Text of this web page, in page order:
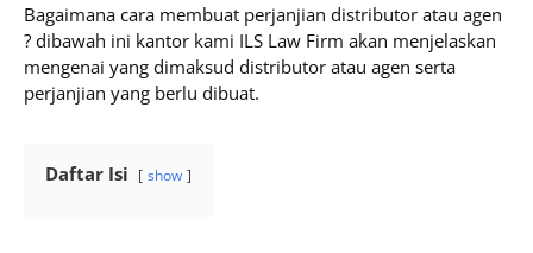
Bagaimana cara membuat perjanjian distributor atau agen
? dibawah ini kantor kami ILS Law Firm akan menjelaskan
mengenai yang dimaksud distributor atau agen serta
perjanjian yang berlu dibuat.
Daftar Isi show